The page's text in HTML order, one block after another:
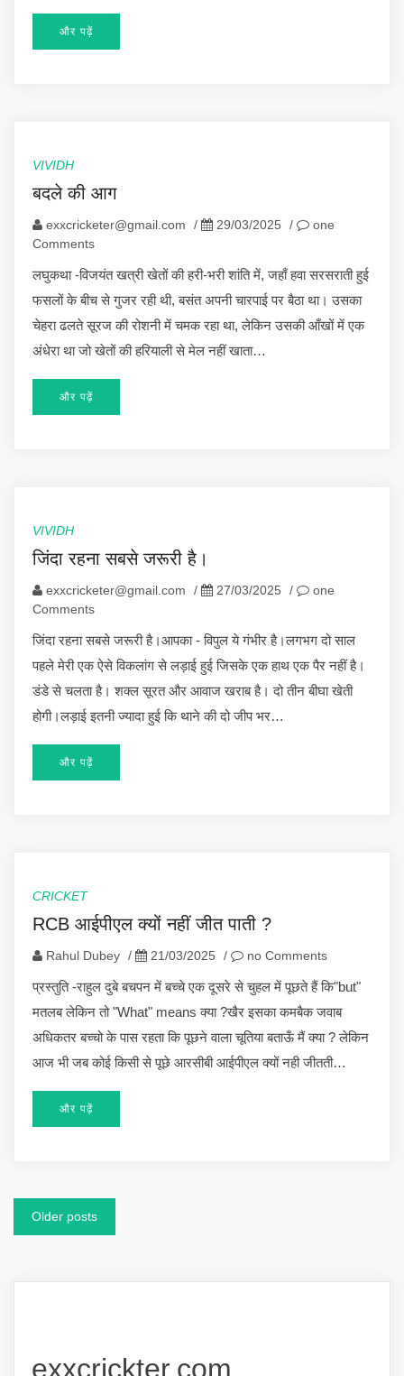
और पढ़ें
VIVIDH
बदले की आग
exxcricketer@gmail.com / 29/03/2025 /
one
Comments
लघुकथा -विजयंत खत्री ​खेतों की हरी-भरी शांति में, जहाँ हवा सरसराती हुई
फसलों के बीच से गुजर रही थी, बसंत अपनी चारपाई पर बैठा था। उसका
चेहरा ढलते सूरज की रोशनी में चमक रहा था, लेकिन उसकी आँखों में एक
अंधेरा था जो खेतों की हरियाली से मेल नहीं खाता…
और पढ़ें
VIVIDH
जिंदा रहना सबसे जरूरी है।
exxcricketer@gmail.com / 27/03/2025 /
one
Comments
जिंदा रहना सबसे जरूरी है।आपका - विपुल ये गंभीर है।लगभग दो साल
पहले मेरी एक ऐसे विकलांग से लड़ाई हुई जिसके एक हाथ एक पैर नहीं है।
डंडे से चलता है। शक्ल सूरत और आवाज खराब है। दो तीन बीघा खेती
होगी।लड़ाई इतनी ज्यादा हुई कि थाने की दो जीप भर…
और पढ़ें
CRICKET
RCB आईपीएल क्यों नहीं जीत पाती ?
Rahul Dubey / 21/03/2025 / no Comments
प्रस्तुति -राहुल दुबे बचपन में बच्चे एक दूसरे से चुहल में पूछते हैं कि"but"
मतलब लेकिन तो "What" means क्या ?खैर इसका कमबैक जवाब
अधिकतर बच्चो के पास रहता कि पूछने वाला चूतिया बताऊँ मैं क्या ? लेकिन
आज भी जब कोई किसी से पूछे आरसीबी आईपीएल क्यों नही जीतती…
और पढ़ें
Posts
Older posts
exxcrickter.com